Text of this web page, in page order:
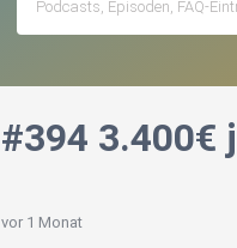
#394 3.400€
vor 1 Monat